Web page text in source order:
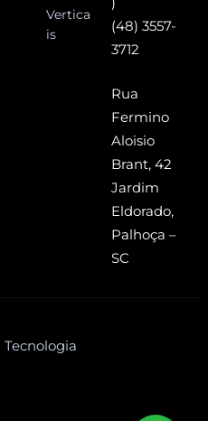
Vertica
is
(48) 3557-
3712
Rua
Fermino
Aloisio
Brant, 42
Jardim
Eldorado,
Palhoça –
SC